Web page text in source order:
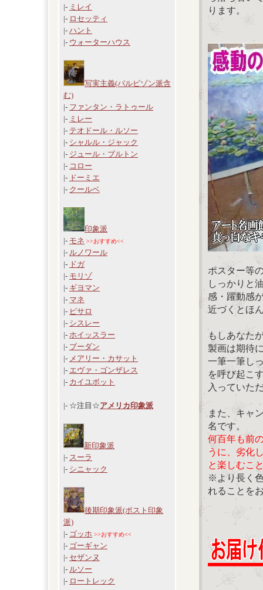
|- ミレイ
|- ロセッティ
|- ハント
|- ウォーターハウス
写実主義(バルビゾン派含
む)
|- ファンタン・ラトゥール
|- ミレー
|- テオドール・ルソー
|- シャルル・ジャック
|- ジュール・ブルトン
|- コロー
|- ドーミエ
|- クールベ
印象派
|- モネ >>おすすめ<<
|- ルノワール
|- ドガ
|- モリゾ
|- ギヨマン
|- マネ
|- ピサロ
|- シスレー
|- ホイッスラー
|- ブーダン
|- メアリー・カサット
|- エヴァ・ゴンザレス
|- カイユボット
|- ☆注目☆アメリカ印象派
新印象派
|- スーラ
|- シニャック
後期印象派(ポスト印象
派)
|- ゴッホ >>おすすめ<<
|- ゴーギャン
|- セザンヌ
|- ルソー
|- ロートレック
ります。
ポスター等
しっかりと
感・躍動感
近づくとほ
もしあなた
製画は期待
一筆一筆し
を呼び起こ
入っていた
また、キャ
名です。
何百年も前
うに、劣化
と楽しむこ
※より長く
れることを